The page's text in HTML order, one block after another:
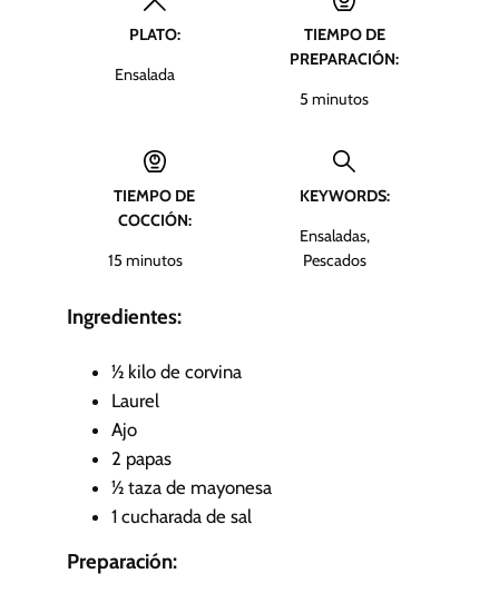
PLATO:
Ensalada
TIEMPO DE
PREPARACIÓN:
5 m
t
s
minutos
TIEMPO DE
COCCIÓN:
15m
n
o
s
minutos
KEYWORDS:
Ensaladas,
Pescados
Ingredientes:
½ kilo de corvina
Laurel
Ajo
2 papas
½ taza de mayonesa
1 cucharada de sal
Preparación: